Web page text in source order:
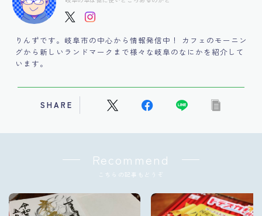
りんずです。岐阜市の中心から情報発信中！ カフェのモーニン
グから新しいランドマークまで様々な岐阜のなにかを紹介して
います。
SHARE
Recommend
こちらの記事もどうぞ